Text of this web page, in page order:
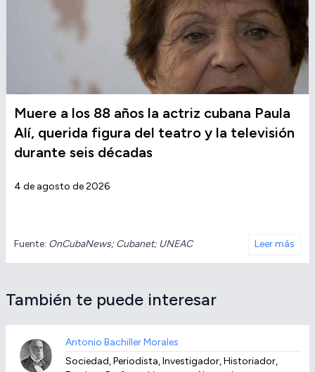
Muere a los 88 años la actriz cubana Paula
Alí, querida figura del teatro y la televisión
durante seis décadas
4 de agosto de 2026
Fuente: OnCubaNews; Cubanet; UNEAC Leer más
También te puede interesar
Antonio Bachiller Morales
Sociedad, Periodista, Investigador, Historiador,